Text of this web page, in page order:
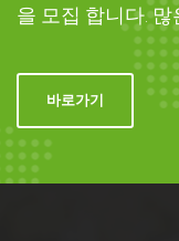
을 모집 합니다.
바로가기